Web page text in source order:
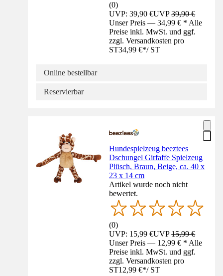
(0)
UVP: 39,90 €UVP39,90 €
Unser Preis — 34,99 € * Alle
Preise inkl. MwSt. und ggf.
zzgl. Versandkosten pro
ST34,99 €*/ ST
Online bestellbar
Reservierbar
Hundespielzeug beeztees
Dschungel Girfaffe Spielzeug
Plüsch, Braun, Beige, ca. 40 x
23 x 14 cm
Artikel wurde noch nicht
bewertet.
(0)
UVP: 15,99 €UVP15,99 €
Unser Preis — 12,99 € * Alle
Preise inkl. MwSt. und ggf.
zzgl. Versandkosten pro
ST12,99 €*/ ST